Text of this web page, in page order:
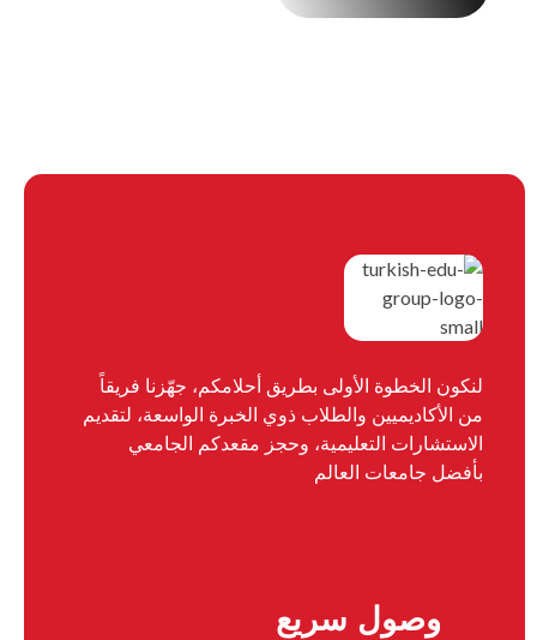
لنكون الخطوة الأولى بطريق أحلامكم، جهّزنا فريقاً
من الأكاديميين والطلاب ذوي الخبرة الواسعة، لتقديم
الاستشارات التعليمية، وحجز مقعدكم الجامعي
بأفضل جامعات العالم
وصول سريع